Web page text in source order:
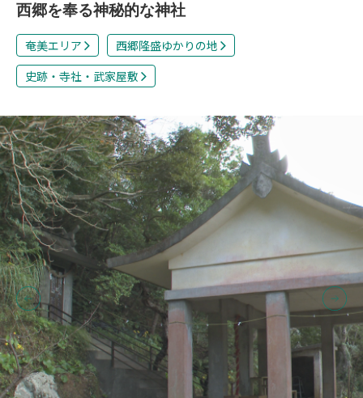
西郷を奉る神秘的な神社
奄美エリア
西郷隆盛ゆかりの地
史跡・寺社・武家屋敷